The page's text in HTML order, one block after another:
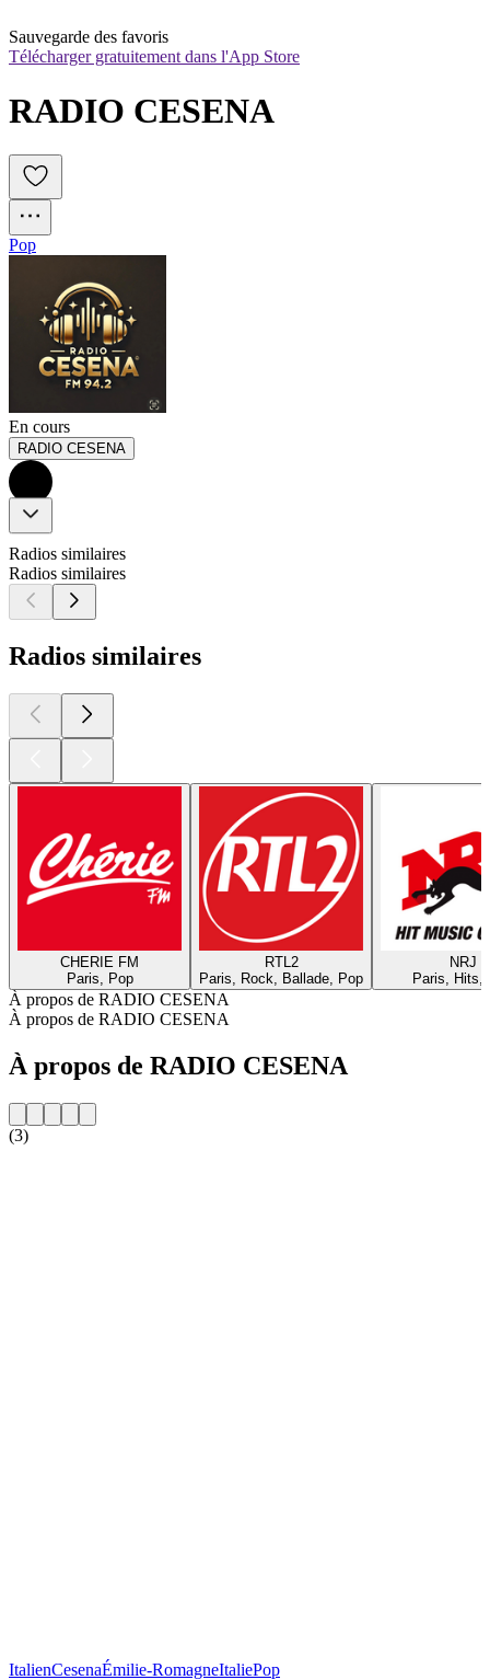
Sauvegarde des favoris
Télécharger gratuitement dans l'App Store
RADIO CESENA
Pop
En cours
RADIO CESENA
Radios similaires
Radios similaires
Radios similaires
CHERIE FM
Paris, Pop
RTL2
Paris, Rock, Ballade, Pop
NRJ
Paris, Hits,
À propos de RADIO CESENA
À propos de RADIO CESENA
À propos de RADIO CESENA
(3)
ItalienCesenaÉmilie-RomagneItaliePop